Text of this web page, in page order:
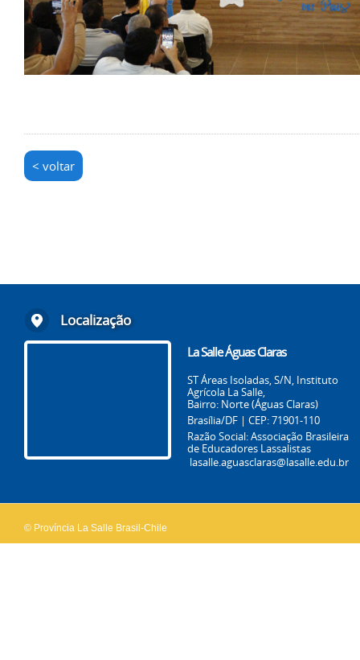
< voltar
Localização
La Salle Águas Claras
ST Áreas Isoladas, S/N, Instituto
Agrícola La Salle,
Bairro: Norte (Águas Claras)
Brasília/DF | CEP: 71901-110
Razão Social: Associação Brasileira
de Educadores Lassalistas
lasalle.aguasclaras@lasalle.edu.br
© Província La Salle Brasil-Chile